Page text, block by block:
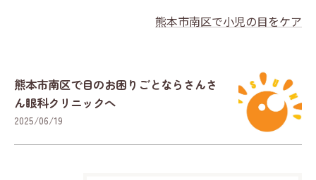
熊本市南区で小児の目をケア
熊本市南区で目のお困りごとならさんさ
ん眼科クリニックへ
2025/06/19